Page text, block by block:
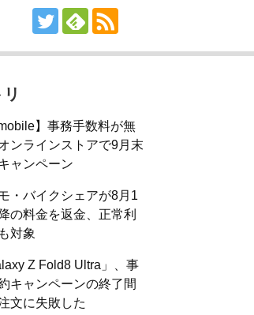
】事務手数料が無
ンラインストアで9月末
ャンペーン
・バイクシェアが8月1
の料金を返金、正常利
対象
Z Fold8 Ultra」、事
キャンペーンの終了間
文に失敗した